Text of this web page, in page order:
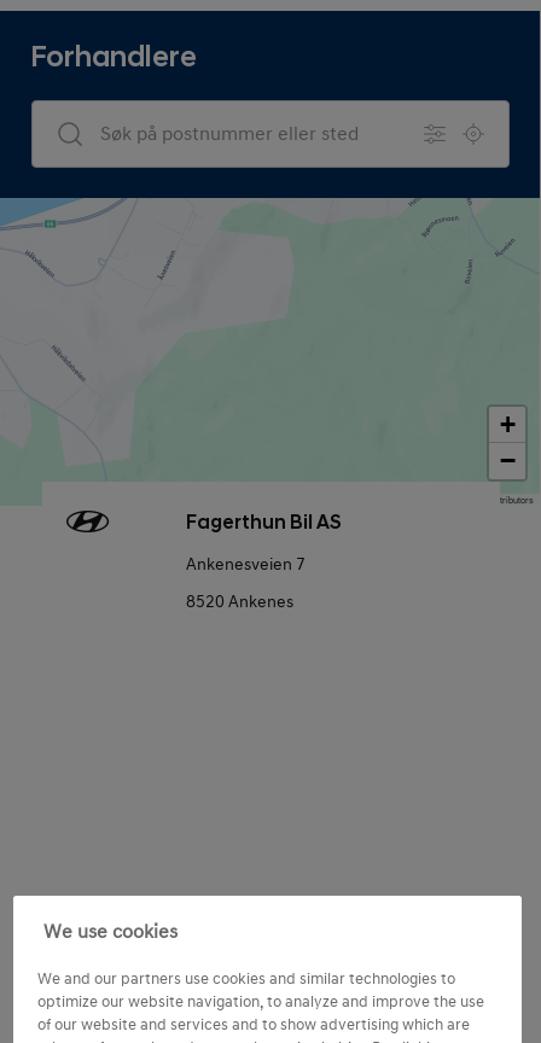
+
−
Map data © OpenStreetMap contributors
Forhandlere
Dealers Search
Fagerthun Bil AS
Ankenesveien 7
8520 Ankenes
Jeg ønsker å motta tilpasset innhold basert på mine
preferanser og aktiviteter samt min bruk av Hyundai-
produkter og -tjenester.
We use cookies
We and our partners use cookies and similar technologies to
optimize our website navigation, to analyze and improve the use
of our website and services and to show advertising which are